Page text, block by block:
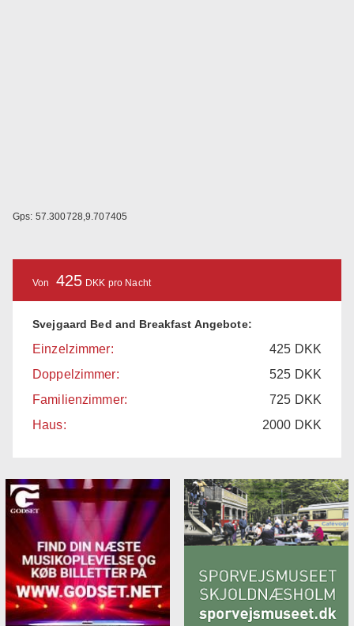
Gps: 57.300728,9.707405
Von 425 DKK pro Nacht
Svejgaard Bed and Breakfast Angebote:
Einzelzimmer: 425 DKK
Doppelzimmer:
525 DKK
Familienzimmer:
725 DKK
Haus:
2000 DKK